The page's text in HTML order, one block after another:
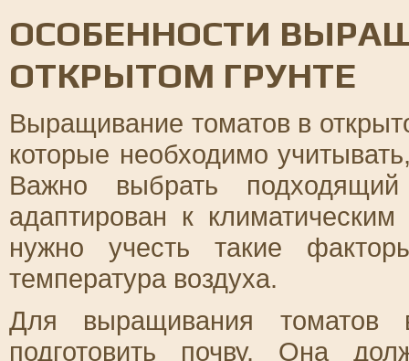
ОСОБЕННОСТИ
ОТКРЫТОМ ГРУНТЕ
Выращивание томатов в
которые необходимо
Важно выбрать
адаптирован к
нужно учесть такие
температура воздуха.
Для выращивания томатов
подготовить почву. Она